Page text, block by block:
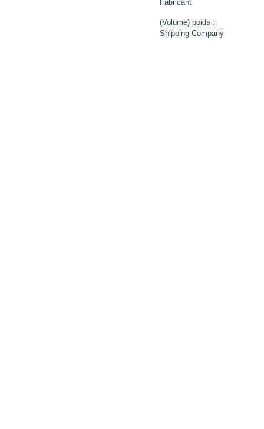
Fabricant
(Volume) poids :
Shipping Company